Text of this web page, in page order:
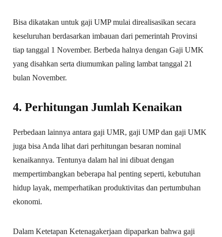
Bisa dikatakan untuk gaji UMP mulai direalisasikan secara
keseluruhan berdasarkan imbauan dari pemerintah Provinsi
tiap tanggal 1 November. Berbeda halnya dengan Gaji UMK
yang disahkan serta diumumkan paling lambat tanggal 21
bulan November.
4. Perhitungan Jumlah Kenaikan
Perbedaan lainnya antara gaji UMR, gaji UMP dan gaji UMK
juga bisa Anda lihat dari perhitungan besaran nominal
kenaikannya. Tentunya dalam hal ini dibuat dengan
mempertimbangkan beberapa hal penting seperti, kebutuhan
hidup layak, memperhatikan produktivitas dan pertumbuhan
ekonomi.
Dalam Ketetapan Ketenagakerjaan dipaparkan bahwa gaji